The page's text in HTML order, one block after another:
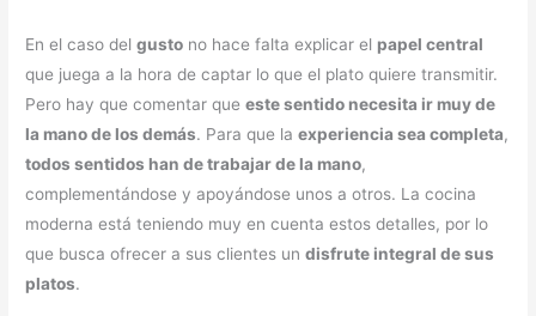
En el caso delgusto no hace falta explicar el papel central
que juega a la hora de captar lo que el plato quiere transmitir.
Pero hay que comentar queeste sentido necesita ir muy de
la mano de los demás. Para que laexperiencia sea completa,
todos sentidos han de trabajar de la mano,
complementándose y apoyándose unos a otros. La cocina
moderna está teniendo muy en cuenta estos detalles, por lo
que busca ofrecer a sus clientes undisfrute integral de sus
platos.